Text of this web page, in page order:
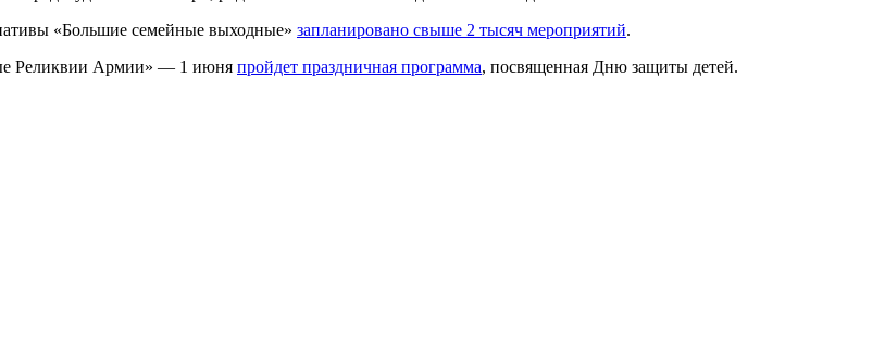
«Большие семейные выходные» запланировано свыше 2 тысяч мероприятий.
Реликвии Армии» — 1 июня пройдет праздничная программа, посвященная Дню защиты детей.